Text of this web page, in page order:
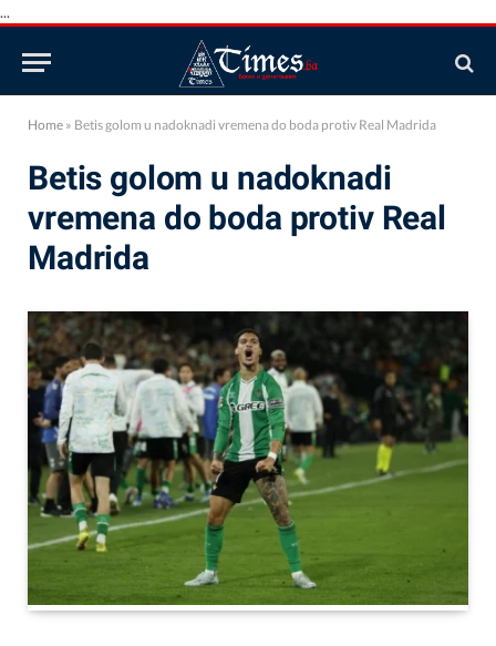
...
Home » Betis golom u nadoknadi vremena do boda protiv Real Madrida
Betis golom u nadoknadi
vremena do boda protiv Real
Madrida